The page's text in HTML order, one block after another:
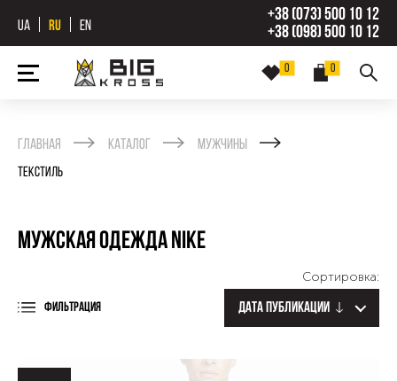
UA RU EN
+38 (073) 500 10 12
+38 (098) 500 10 12
0
0
Главная Каталог Мужчины
Текстиль
Мужская одежда Nike
ФИЛЬТРАЦИЯ
Сортировка:
Дата публикации